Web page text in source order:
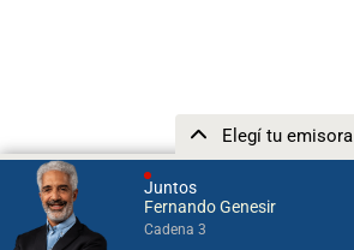
Juntos
Fernando Genesir
Cadena 3
Elegí tu emisora